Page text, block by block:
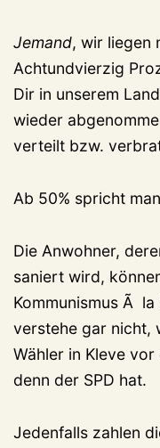
Jemand, wir liegen
Achtundvierzig
Dir in unserem
wieder
verteilt bzw.
Ab 50% spricht
Die Anwohner,
saniert wird,
Kommunismus Ã
verstehe gar nicht,
Wähler in Kleve
denn der SPD hat.
Jedenfalls zahlen